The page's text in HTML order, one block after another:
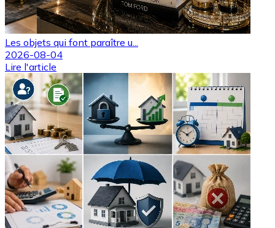
Les objets qui font paraître u...
2026-08-04
Lire l'article